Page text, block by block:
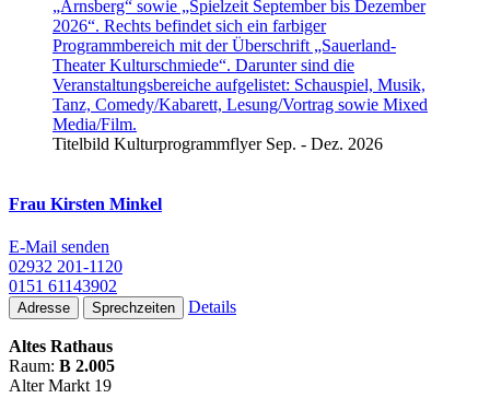
Titelbild Kulturprogrammflyer Sep. - Dez. 2026
Frau Kirsten Minkel
E-Mail senden
02932 201-1120
0151 61143902
Adresse Sprechzeiten Details
Altes Rathaus
Raum: B 2.005
Alter Markt 19